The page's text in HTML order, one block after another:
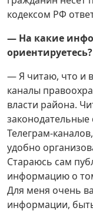
кодексом РФ
— На какие
ориентируетесь?
— Я читаю, что и
каналы
власти района.
Телеграм-
удобно
Стараюсь сам
информацию о
Для меня очень
информации,